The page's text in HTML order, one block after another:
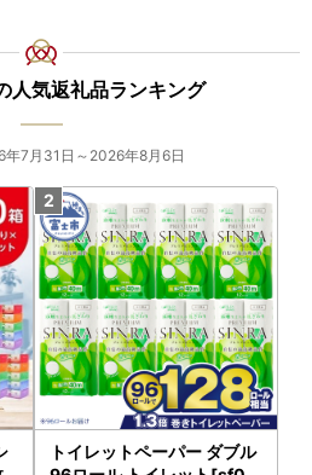
人気返礼品ランキング
年7月31日～2026年8月6日
トイレットペーパー ダブル